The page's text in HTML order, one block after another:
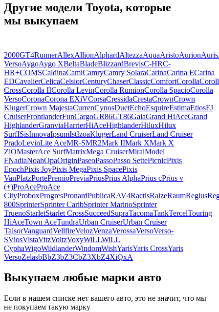
Другие модели Toyota, которые
мы выкупаем
2000GT4RunnerAllexAllionAlphardAltezzaAquaAristoAurionAuris
VersoAygoAygo XBeltaBladeBlizzardBrevisC-HRC-
HR+COMSCaldinaCamiCamryCamry SolaraCarinaCarina ECarina
EDCavalierCelicaCelsiorCenturyChaserClassicComfortCorolla
CrossCorolla IICorolla LevinCorolla RumionCorolla SpacioCorolla
VersoCoronaCorona EXiVCorsaCressidaCrestaCrownCrown
KlugerCrown MajestaCurrenCynosDuetEchoEsquireEstimaEtiosFJ
CruiserFrontlanderFunCargoGR86GT86GaiaGrand HiAceGrand
HighlanderGranviaHarrierHiAceHighlanderHiluxHilux
SurfISisInnovaIpsumIstIzoaKlugerLand CruiserLand Cruiser
PradoLevinLite AceMR-SMR2Mark IIMark XMark X
ZiOMasterAce SurfMatrixMega CruiserMiraiModel
FNadiaNoahOpaOriginPaseoPassoPasso SettePicnicPixis
EpochPixis JoyPixis MegaPixis SpacePixis
VanPlatzPortePremioPreviaPriusPrius AlphaPrius cPrius v
(+)ProAceProAce
CityProboxProgresPronardPublicaRAV4RactisRaizeRaumRegius
800SprinterSprinter CaribSprinter MarinoSprinter
TruenoStarletStarlet CrossSucceedSupraTacomaTankTercelTouring
HiAceTown AceTundraUrban CruiserUrban Cruiser
TaisorVanguardVellfireVelozVenzaVerossaVersoVerso-
SViosVistaVitzVoltzVoxyWiLLWiLL
CyphaWigoWildlanderWindomWishYarisYaris CrossYaris
VersoZelasbBbZ3bZ3CbZ3XbZ4XiQxA
Выкупаем любые марки авто
Если в нашем списке нет вашего авто, это не значит, что мы
не покупаем такую марку